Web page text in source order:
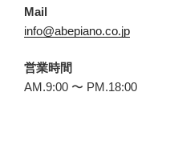
Mail
info@abepiano.co.jp
営業時間
AM.9:00 〜 PM.18:00